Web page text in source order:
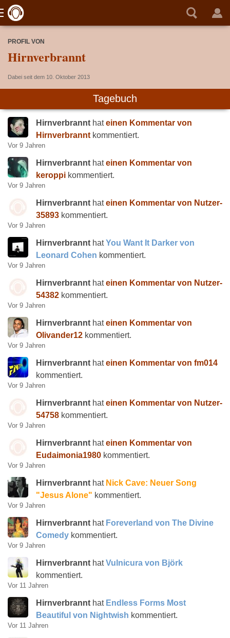
PROFIL VON
Hirnverbrannt
Dabei seit dem 10. Oktober 2013
Tagebuch
Hirnverbrannt hateinen Kommentar von
Hirnverbrannt kommentiert.
Vor 9 Jahren
Hirnverbrannt hateinen Kommentar von
keroppi kommentiert.
Vor 9 Jahren
Hirnverbrannt hateinen Kommentar von Nutzer-
35893 kommentiert.
Vor 9 Jahren
Hirnverbrannt hatYou Want It Darker von
Leonard Cohen kommentiert.
Vor 9 Jahren
Hirnverbrannt hateinen Kommentar von Nutzer-
54382 kommentiert.
Vor 9 Jahren
Hirnverbrannt hateinen Kommentar von
Olivander12 kommentiert.
Vor 9 Jahren
Hirnverbrannt hateinen Kommentar von fm014
kommentiert.
Vor 9 Jahren
Hirnverbrannt hateinen Kommentar von Nutzer-
54758 kommentiert.
Vor 9 Jahren
Hirnverbrannt hateinen Kommentar von
Eudaimonia1980 kommentiert.
Vor 9 Jahren
Hirnverbrannt hat Nick Cave: Neuer Song
"Jesus Alone" kommentiert.
Vor 9 Jahren
Hirnverbrannt hat Foreverland von The Divine
Comedy kommentiert.
Vor 9 Jahren
Hirnverbrannt hatVulnicura von Björk
kommentiert.
Vor 11 Jahren
Hirnverbrannt hat Endless Forms Most
Beautiful von Nightwish kommentiert.
Vor 11 Jahren